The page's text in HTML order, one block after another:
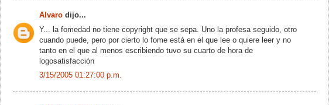
Alvaro dijo...
Y... la fomedad no tiene copyright que se sepa. Uno la profesa seguido, otro
cuando puede, pero por cierto lo fome está en el que lee o quiere leer y no
tanto en el que al menos escribiendo tuvo su cuarto de hora de
logosatisfacción
3/15/2005 01:27:00 p.m.